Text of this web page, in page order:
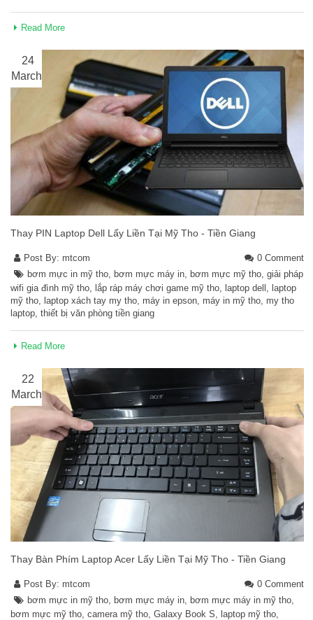
Read More
24
March
Thay PIN Laptop Dell Lấy Liền Tại Mỹ Tho - Tiền Giang
Post By: mtcom
0 Comment
bơm mực in mỹ tho, bơm mực máy in, bơm mực mỹ tho, giải pháp
wifi gia đình mỹ tho, lắp ráp máy chơi game mỹ tho, laptop dell , laptop
mỹ tho, laptop xách tay my tho, máy in epson, máy in mỹ tho, my tho
laptop, thiết bị văn phòng tiền giang
Read More
22
March
Thay Bàn Phím Laptop Acer Lấy Liền Tại Mỹ Tho - Tiền Giang
Post By: mtcom
0 Comment
bơm mực in mỹ tho
bơm mực máy in bơm mực máy in mỹ tho
bơm mực mỹ tho camera mỹ tho Galaxy Book S laptop mỹ tho